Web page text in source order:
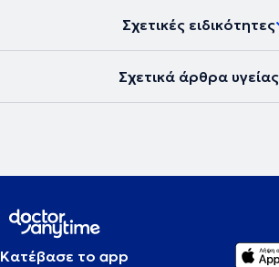
Σχετικές ειδικότητες
Σχετικά άρθρα υγείας
Κατέβασε το app